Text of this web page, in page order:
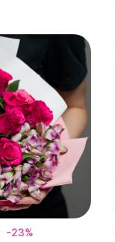
-23%